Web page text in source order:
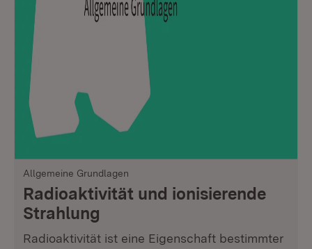
Allgemeine Grundlagen
Radioaktivität und ionisierende
Strahlung
Radioaktivität ist eine Eigenschaft bestimmter